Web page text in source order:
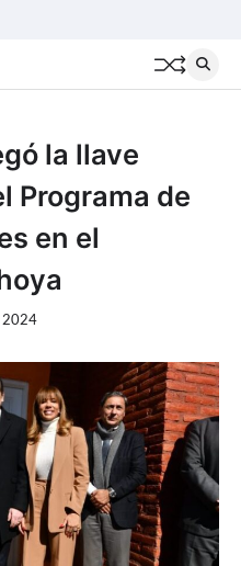
la llave
Programa de
en el
2024